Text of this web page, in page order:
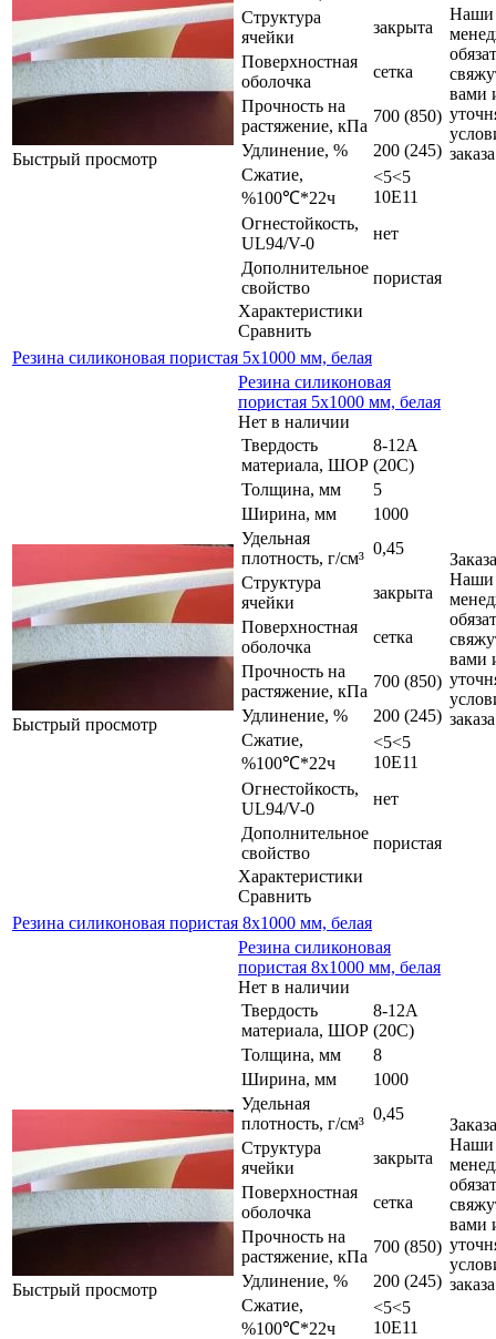
Быстрый просмотр
Структура
ячейки
закрыта
Поверхностная
оболочка
сетка
Прочность на
растяжение, кПа
700 (850)
Удлинение, %
200 (245)
Сжатие,
%100℃*22ч
<5<5
10E11
Огнестойкость,
UL94/V-0
нет
Дополнительное
свойство
пористая
Характеристики
Сравнить
Наши
вами
заказа
Резина силиконовая пористая 5х1000 мм, белая
Быстрый просмотр
Резина силиконовая
пористая 5х1000 мм, белая
Нет в наличии
Твердость
материала, ШОР
8-12A
(20C)
Толщина, мм
5
Ширина, мм
1000
Удельная
плотность, г/см³
0,45
Структура
ячейки
закрыта
Поверхностная
оболочка
сетка
Прочность на
растяжение, кПа
700 (850)
Удлинение, %
200 (245)
Сжатие,
%100℃*22ч
<5<5
10E11
Огнестойкость,
UL94/V-0
нет
Дополнительное
свойство
пористая
Характеристики
Сравнить
Наши
вами
заказа
Резина силиконовая пористая 8х1000 мм, белая
Быстрый просмотр
Резина силиконовая
пористая 8х1000 мм, белая
Нет в наличии
Твердость
материала, ШОР
8-12A
(20C)
Толщина, мм
8
Ширина, мм
1000
Удельная
плотность, г/см³
0,45
Структура
ячейки
закрыта
Поверхностная
оболочка
сетка
Прочность на
растяжение, кПа
700 (850)
Удлинение, %
200 (245)
Сжатие,
%100℃*22ч
<5<5
10E11
Наши
вами
заказа